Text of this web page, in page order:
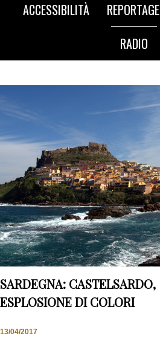
ACCESSIBILITÀ
REPORTAGE
RADIO
SARDEGNA: CASTELSARDO,
ESPLOSIONE DI COLORI
13/04/2017